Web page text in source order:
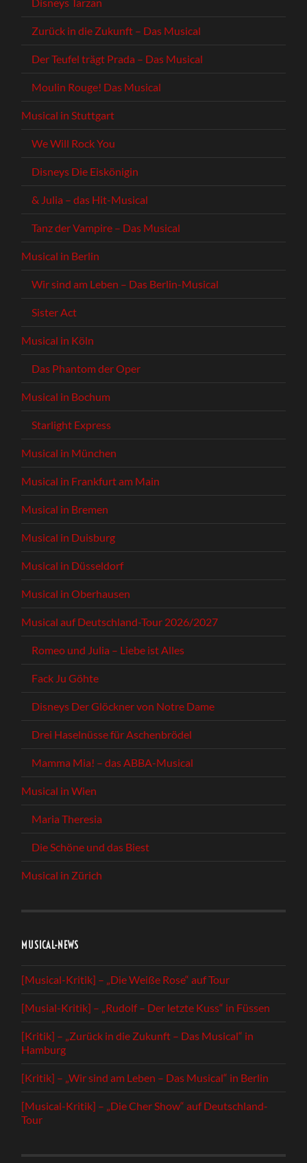
Zurück in die Zukunft – Das Musical
Der Teufel trägt Prada – Das Musical
Moulin Rouge! Das Musical
Musical in Stuttgart
We Will Rock You
Disneys Die Eiskönigin
& Julia – das Hit-Musical
Tanz der Vampire – Das Musical
Musical in Berlin
Wir sind am Leben – Das Berlin-Musical
Sister Act
Musical in Köln
Das Phantom der Oper
Musical in Bochum
Starlight Express
Musical in München
Musical in Frankfurt am Main
Musical in Bremen
Musical in Duisburg
Musical in Düsseldorf
Musical in Oberhausen
Musical auf Deutschland-Tour 2026/2027
Romeo und Julia – Liebe ist Alles
Fack Ju Göhte
Disneys Der Glöckner von Notre Dame
Drei Haselnüsse für Aschenbrödel
Mamma Mia! – das ABBA-Musical
Musical in Wien
Maria Theresia
Die Schöne und das Biest
Musical in Zürich
MUSICAL-NEWS
[Musical-Kritik] – „Die Weiße Rose“ auf Tour
[Musial-Kritik] – „Rudolf – Der letzte Kuss“ in Füssen
[Kritik] – „Zurück in die Zukunft – Das Musical“ in
Hamburg
[Kritik] – „Wir sind am Leben – Das Musical“ in Berlin
[Musical-Kritik] – „Die Cher Show“ auf Deutschland-
Tour